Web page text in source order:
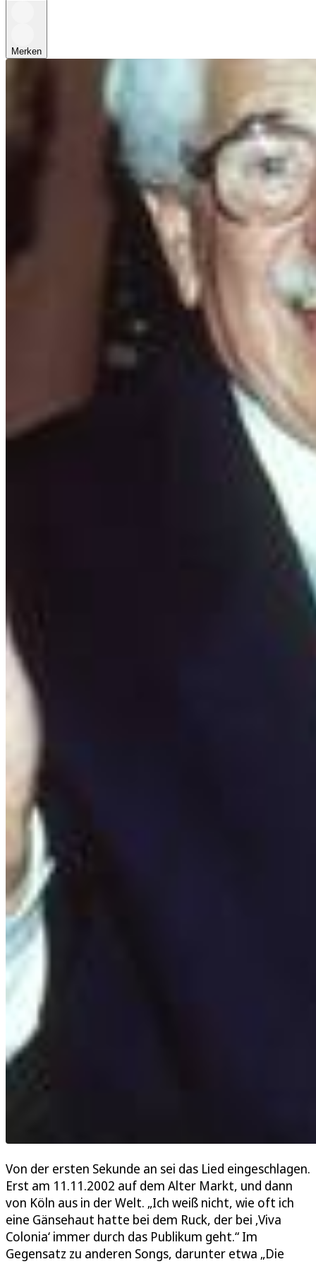
Merken
Von der ersten Sekunde an sei das Lied eingeschlagen.
Erst am 11.11.2002 auf dem Alter Markt, und dann
von Köln aus in der Welt. „Ich weiß nicht, wie oft ich
eine Gänsehaut hatte bei dem Ruck, der bei ‚Viva
Colonia‘ immer durch das Publikum geht.“ Im
Gegensatz zu anderen Songs, darunter etwa „Die